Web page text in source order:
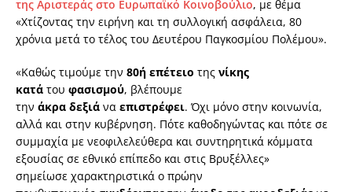
της Αριστεράς στο Ευρωπαϊκό Κοινοβούλιο, με θέμα
«Χτίζοντας την ειρήνη και τη συλλογική ασφάλεια, 80
χρόνια μετά το τέλος του Δευτέρου Παγκοσμίου Πολέμου».
«Καθώς τιμούμε την 80ή επέτειο της νίκης
κατά του φασισμού, βλέπουμε
την άκρα δεξιά να επιστρέφει. Όχι μόνο στην κοινωνία,
αλλά και στην κυβέρνηση. Πότε καθοδηγώντας και πότε σε
συμμαχία με νεοφιλελεύθερα και συντηρητικά κόμματα
εξουσίας σε εθνικό επίπεδο και στις Βρυξέλλες»
σημείωσε χαρακτηριστικά ο πρώην